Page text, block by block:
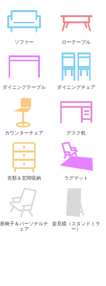
ソファー ローテーブル
ダイニングテーブル ダイニングチェア
カウンターチェア デスク机
衣類＆玄関収納 ラグマット
座椅子＆パーソナルチ
ェア
姿見鏡（スタンドミラ
ー）